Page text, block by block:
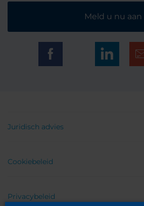
Meld u nu aan
Juridisch advies
Cookiebeleid
Privacybeleid